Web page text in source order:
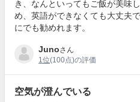
き、なんといってもご飯が美味
め、英語ができなくても大丈夫
にでも勧めれます。
Junoさん
1位(100点)の評価
空気が澄んでいる